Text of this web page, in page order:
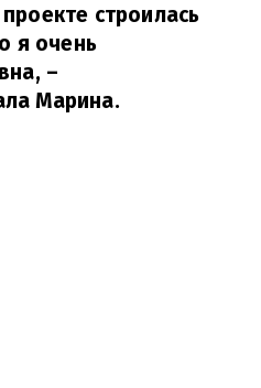
строилась
я очень
–
Марина.